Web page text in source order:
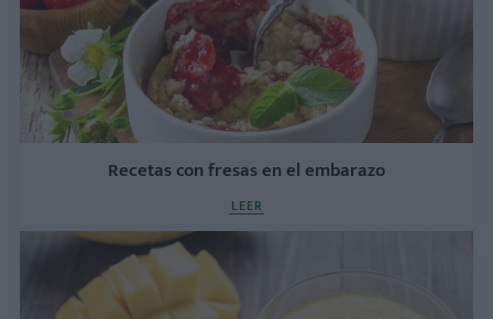
Recetas con fresas en el embarazo
LEER